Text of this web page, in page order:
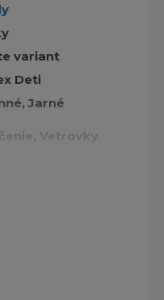
variant
Deti
Jarné
Vetrovky